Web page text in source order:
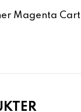
Magenta